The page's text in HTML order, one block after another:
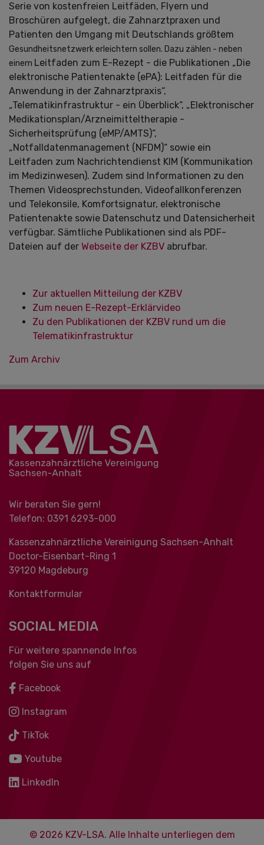
Serie von kostenfreien Leitfäden, Flyern und
Broschüren aufgelegt, die Zahnarztpraxen und
Patienten den Umgang mit Deutschlands größtem
Gesundheitsnetzwerk erleichtern sollen. Dazu zählen - neben
einem Leitfaden zum E-Rezept - die Publikationen „Die
elektronische Patientenakte (ePA): Leitfaden für die
Anwendung in der Zahnarztpraxis“,
„Telematikinfrastruktur - ein Überblick“, „Elektronischer
Medikationsplan/Arzneimitteltherapie -
Sicherheitsprüfung (eMP/AMTS)“,
„Notfalldatenmanagement (NFDM)“ sowie ein
Leitfaden zum Nachrichtendienst KIM (Kommunikation
im Medizinwesen). Zudem sind Informationen zu den
Themen Videosprechstunden, Videofallkonferenzen
und Telekonsile, Komfortsignatur, elektronische
Patientenakte sowie Datenschutz und Datensicherheit
verfügbar. Sämtliche Publikationen sind als PDF-
Dateien auf der Webseite der KZBV abrufbar.
Zur aktuellen Mitteilung der KZBV
Zum neuen E-Rezept-Erklärvideo
Zu den Publikationen der KZBV rund um die
Telematikinfrastruktur
Zum Archiv
Wir beraten Sie gern!
Telefon: 0391 ‍6293-000
Kassenzahnärztliche Vereinigung Sachsen-Anhalt
Doctor-Eisenbart-Ring 1
39120 Magdeburg
Kontaktformular
SOCIAL MEDIA
Für weitere spannende Infos
folgen Sie uns auf
Facebook
Instagram
TikTok
Youtube
LinkedIn
© 2026 KZV-LSA. Alle Inhalte unterliegen dem